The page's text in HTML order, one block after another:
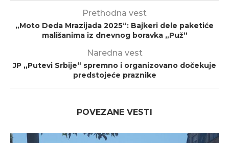
Prethodna vest
„Moto Deda Mrazijada 2025“: Bajkeri dele paketiće
mališanima iz dnevnog boravka „Puž“
Naredna vest
JP „Putevi Srbije“ spremno i organizovano dočekuje
predstojeće praznike
POVEZANE VESTI